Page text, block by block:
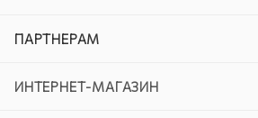
ПАРТНЕРАМ
ИНТЕРНЕТ-МАГАЗИН